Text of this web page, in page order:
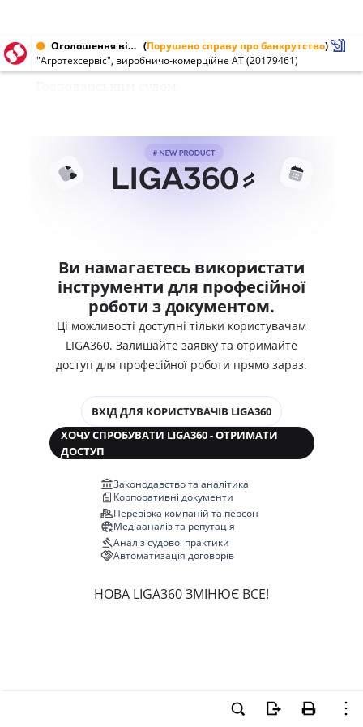
Оголошення від 05.12.2003 № 20179461 (Порушено справу про банкрутство)
"Агротехсервіс", виробничо-комерційне АТ (20179461)
Ви намагаєтесь використати
інструменти для професійної
роботи з документом.
Ці можливості доступні тільки користувачам
LIGA360. Залишайте заявку та отримайте
доступ для професійної роботи прямо зараз.
ВХІД ДЛЯ КОРИСТУВАЧІВ LIGA360
ХОЧУ СПРОБУВАТИ LIGA360 - ОТРИМАТИ
ДОСТУП
Законодавство та аналітика
Корпоративні документи
Перевірка компаній та персон
Медіааналіз та репутація
Аналіз судової практики
Автоматизація договорів
НОВА LIGA360 ЗМІНЮЄ ВСЕ!